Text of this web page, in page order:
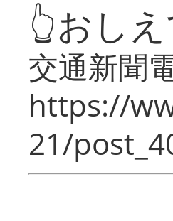
👆おし
交通新聞
https://
21/